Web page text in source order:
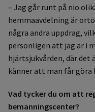
– Jag går runt på nio
hemmaavdelning är
några andra uppdrag,
personligen att jag är i
hjärtsjukvården, där det
känner att man får göra
Vad tycker du om att
bemanningscenter?